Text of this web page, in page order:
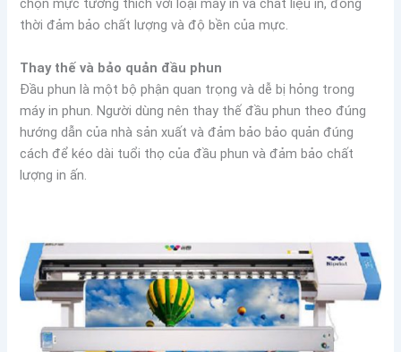
chọn mực tương thích với loại máy in và chất liệu in, đồng
thời đảm bảo chất lượng và độ bền của mực.
Thay thế và bảo quản đầu phun
Đầu phun là một bộ phận quan trọng và dễ bị hỏng trong
máy in phun. Người dùng nên thay thế đầu phun theo đúng
hướng dẫn của nhà sản xuất và đảm bảo bảo quản đúng
cách để kéo dài tuổi thọ của đầu phun và đảm bảo chất
lượng in ấn.